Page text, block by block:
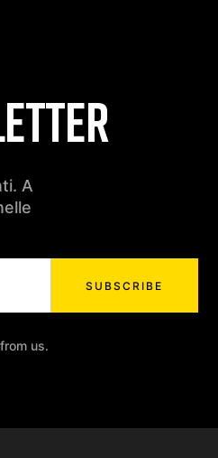
A
SUBSCRIBE
us.